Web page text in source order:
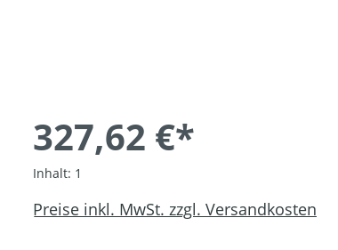
327,62 €*
Inhalt: 1
Preise inkl. MwSt. zzgl. Versandkosten